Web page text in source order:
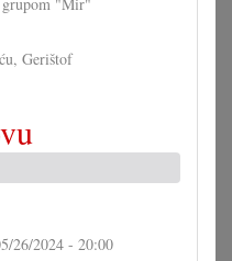
Gerištof
26/2024 - 20:00